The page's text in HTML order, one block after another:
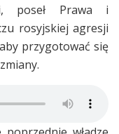
poseł Prawa i
rosyjskiej agresji
przygotować się